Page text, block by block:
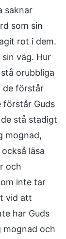
saknar
som sin
rot i dem.
väg. Hur
orubbliga
de förstår
förstår Guds
stå stadigt
mognad,
läsa
och
inte tar
vid att
har Guds
mognad och